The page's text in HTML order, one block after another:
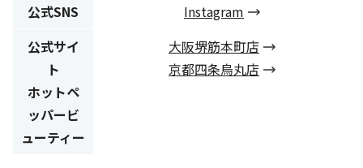
公式SNS
Instagram
公式サイ
ト
ホットペ
ッパービ
ューティー
大阪堺筋本町店
京都四条烏丸店